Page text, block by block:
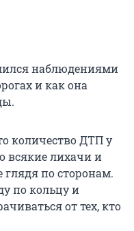
наблюдениями
и как она
количество ДТП у
всякие лихачи и
по сторонам.
по кольцу и
от тех, кто